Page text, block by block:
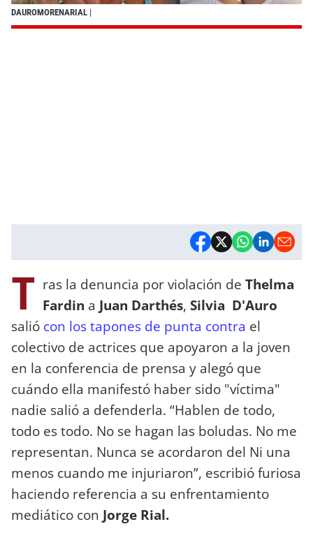
DAUROMORENARIAL |
T ras la denuncia por violación de Thelma
Fardin a Juan Darthés, Silvia D'Auro
salió con los tapones de punta contra el
colectivo de actrices que apoyaron a la joven
en la conferencia de prensa y alegó que
cuándo ella manifestó haber sido "víctima"
nadie salió a defenderla. “Hablen de todo,
todo es todo. No se hagan las boludas. No me
representan. Nunca se acordaron del Ni una
menos cuando me injuriaron”, escribió furiosa
haciendo referencia a su enfrentamiento
mediático con Jorge Rial.